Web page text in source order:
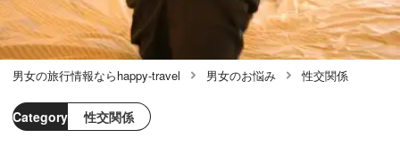
男女の旅行情報ならhappy-travel 男女のお悩み 性交関係
Category 性交関係